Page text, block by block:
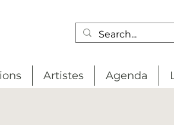
Artistes Agenda